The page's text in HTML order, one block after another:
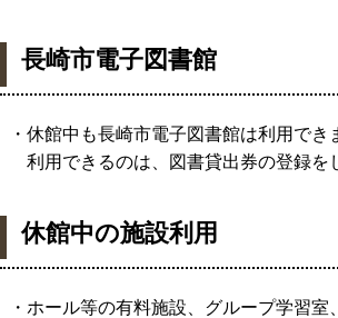
長崎市電子図書館
・休館中も長崎市電子図書館は利用でき
利用できるのは、図書貸出券の登録を
休館中の施設利用
・ホール等の有料施設、グループ学習